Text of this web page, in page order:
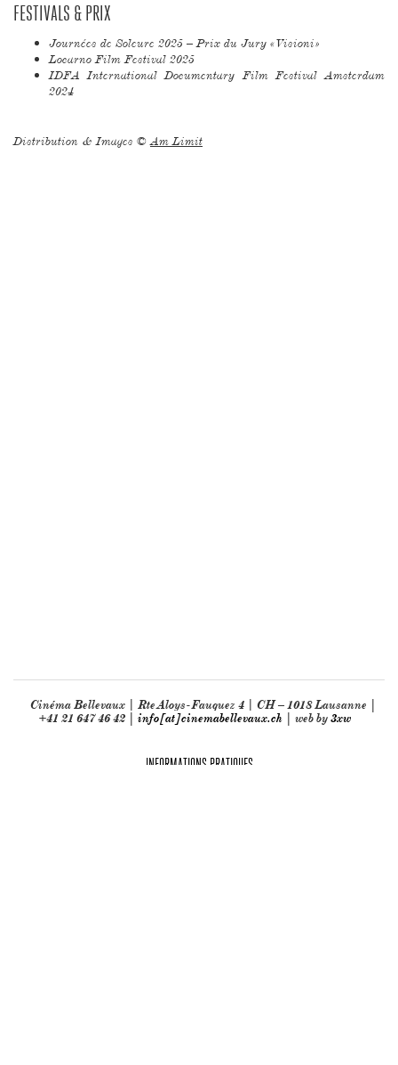
FESTIVALS & PRIX
Journées de Soleure 2025 – Prix du Jury «Visioni»
Locarno Film Festival 2025
IDFA International Documentary Film Festival Amsterdam
2024
Distribution & Images © Am Limit
Cinéma Bellevaux | Rte Aloys-Fauquez 4 | CH – 1018 Lausanne |
+41 21 647 46 42 | info[at]cinemabellevaux.ch | web by3xw
INFORMATIONS PRATIQUES